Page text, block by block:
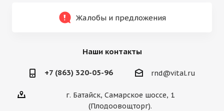
Жалобы и предложения
Наши контакты
+7 (863) 320-05-96 rnd@vital.ru
г. Батайск, Самарское шоссе, 1
(Плодоовощторг).